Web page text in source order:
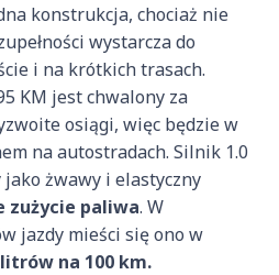
konstrukcja, chociaż nie
wystarcza do
i na krótkich trasach.
KM jest chwalony za
osiągi, więc będzie w
na autostradach. Silnik 1.0
żwawy i elastyczny
zużycie paliwa. W
jazdy mieści się ono w
litrów na 100 km.